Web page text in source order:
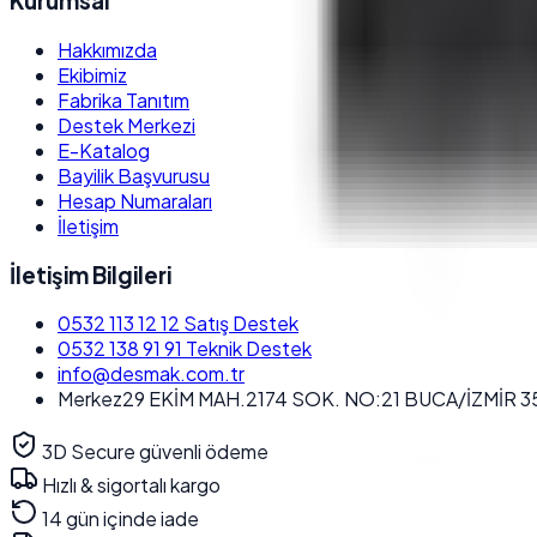
Hakkımızda
Ekibimiz
Fabrika Tanıtım
Destek Merkezi
E-Katalog
Bayilik Başvurusu
Hesap Numaraları
İletişim
İletişim Bilgileri
0532 113 12 12 Satış Destek
0532 138 91 91 Teknik Destek
info@desmak.com.tr
Merkez29 EKİM MAH.2174 SOK. NO:21 BUCA/İZMİR
3D Secure güvenli ödeme
Hızlı & sigortalı kargo
14 gün içinde iade